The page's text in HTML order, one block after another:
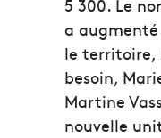
5 300. Le
a
le territoire,
besoin,
Martine
nouvelle